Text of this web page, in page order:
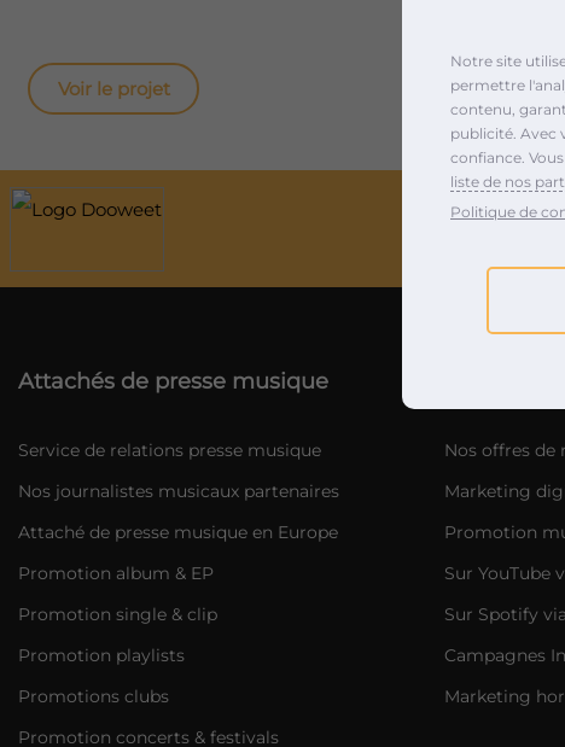
Voir le projet
Attachés de presse musique
Service de relations presse musique
Nos journalistes musicaux partenaires
Attaché de presse musique en Europe
Promotion album & EP
Promotion single & clip
Promotion playlists
Promotions clubs
Promotion concerts & festivals
Nos offres
Marketing
Promotion
Sur YouTube
Sur Spotify
Campagnes
Marketing
Notre site
permettre
contenu,
publicité. Avec
confiance.
liste de nos
Politique de